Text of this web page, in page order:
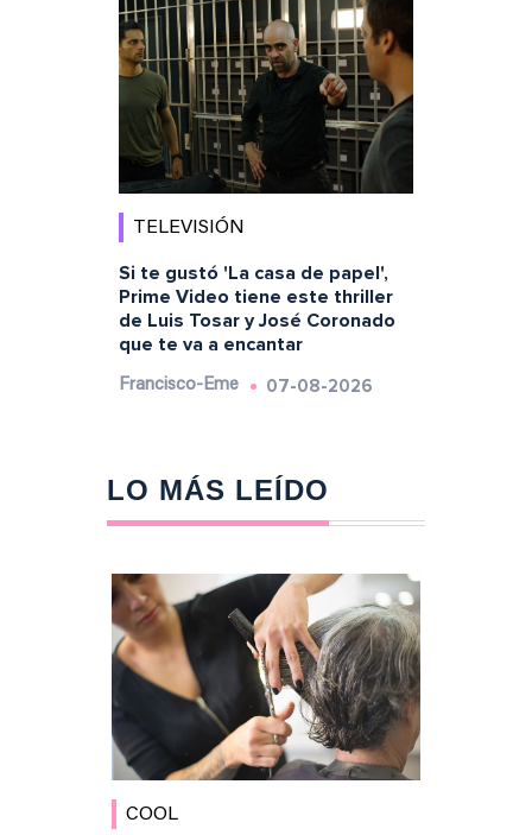
TELEVISIÓN
Si te gustó 'La casa de papel',
Prime Video tiene este thriller
de Luis Tosar y José Coronado
que te va a encantar
Francisco-Eme 07-08-2026
LO MÁS LEÍDO
COOL